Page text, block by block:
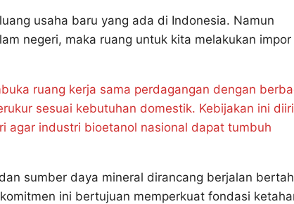
usaha baru yang ada di Indonesia. Namun
negeri, maka ruang untuk kita melakukan impor
ruang kerja sama perdagangan dengan
sesuai kebutuhan domestik. Kebijakan ini
agar industri bioetanol nasional dapat tumbuh
sumber daya mineral dirancang berjalan
ini bertujuan memperkuat fondasi